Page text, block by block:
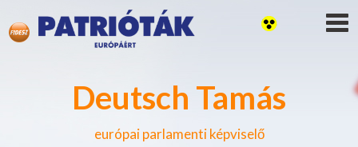
Deutsch Tamás
európai parlamenti képviselő